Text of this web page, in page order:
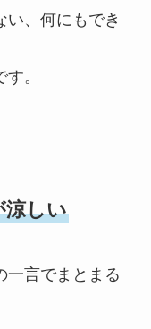
い、何にもでき
。
涼しい
一言でまとまる